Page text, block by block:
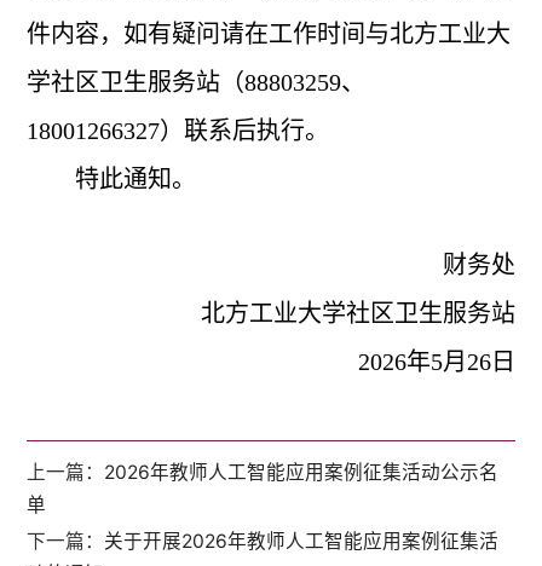
件内容，如有疑问请在工作时间与北方工业大
学社区卫生服务站（88803259、
18001266327）联系后执行。
特此通知。
财务处
北方工业大学社区卫生服务站
2026年5月 26日
上一篇： 2026年教师人工智能应用案例征集活动公示名
单
下一篇： 关于开展2026年教师人工智能应用案例征集活